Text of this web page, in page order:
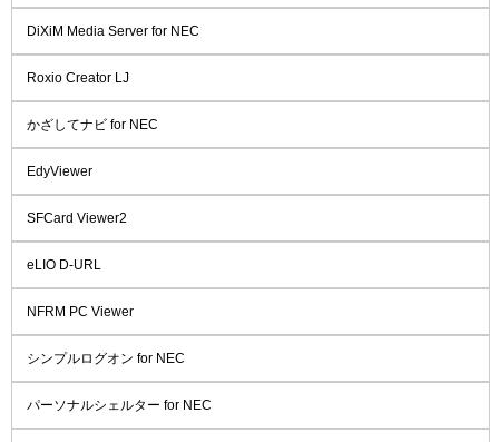
DiXiM Media Server for NEC
Roxio Creator LJ
かざしてナビ for NEC
EdyViewer
SFCard Viewer2
eLIO D-URL
NFRM PC Viewer
シンプルログオン for NEC
パーソナルシェルター for NEC